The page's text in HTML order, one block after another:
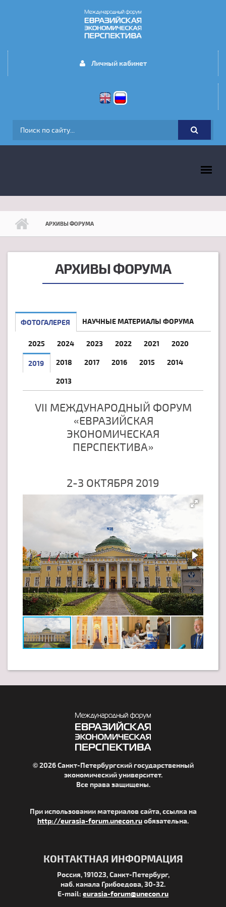
Личный кабинет
ФОРМА ПОИСКА
АРХИВЫ ФОРУМА
АРХИВЫ ФОРУМА
ФОТОГАЛЕРЕЯ НАУЧНЫЕ МАТЕРИАЛЫ ФОРУМА
2025 2024 2023 2022 2021 2020
2019 2018 2017 2016 2015 2014
2013
VII МЕЖДУНАРОДНЫЙ ФОРУМ
«ЕВРАЗИЙСКАЯ
ЭКОНОМИЧЕСКАЯ
ПЕРСПЕКТИВА»
2-3 ОКТЯБРЯ 2019
© 2026 Санкт-Петербургский государственный
экономический университет.
Все права защищены.
При использовании материалов сайта, ссылка на
http://eurasia-forum.unecon.ruобязательна.
КОНТАКТНАЯ ИНФОРМАЦИЯ
Россия, 191023, Санкт-Петербург,
наб. канала Грибоедова, 30-32.
E-mail: eurasia-forum@unecon.ru